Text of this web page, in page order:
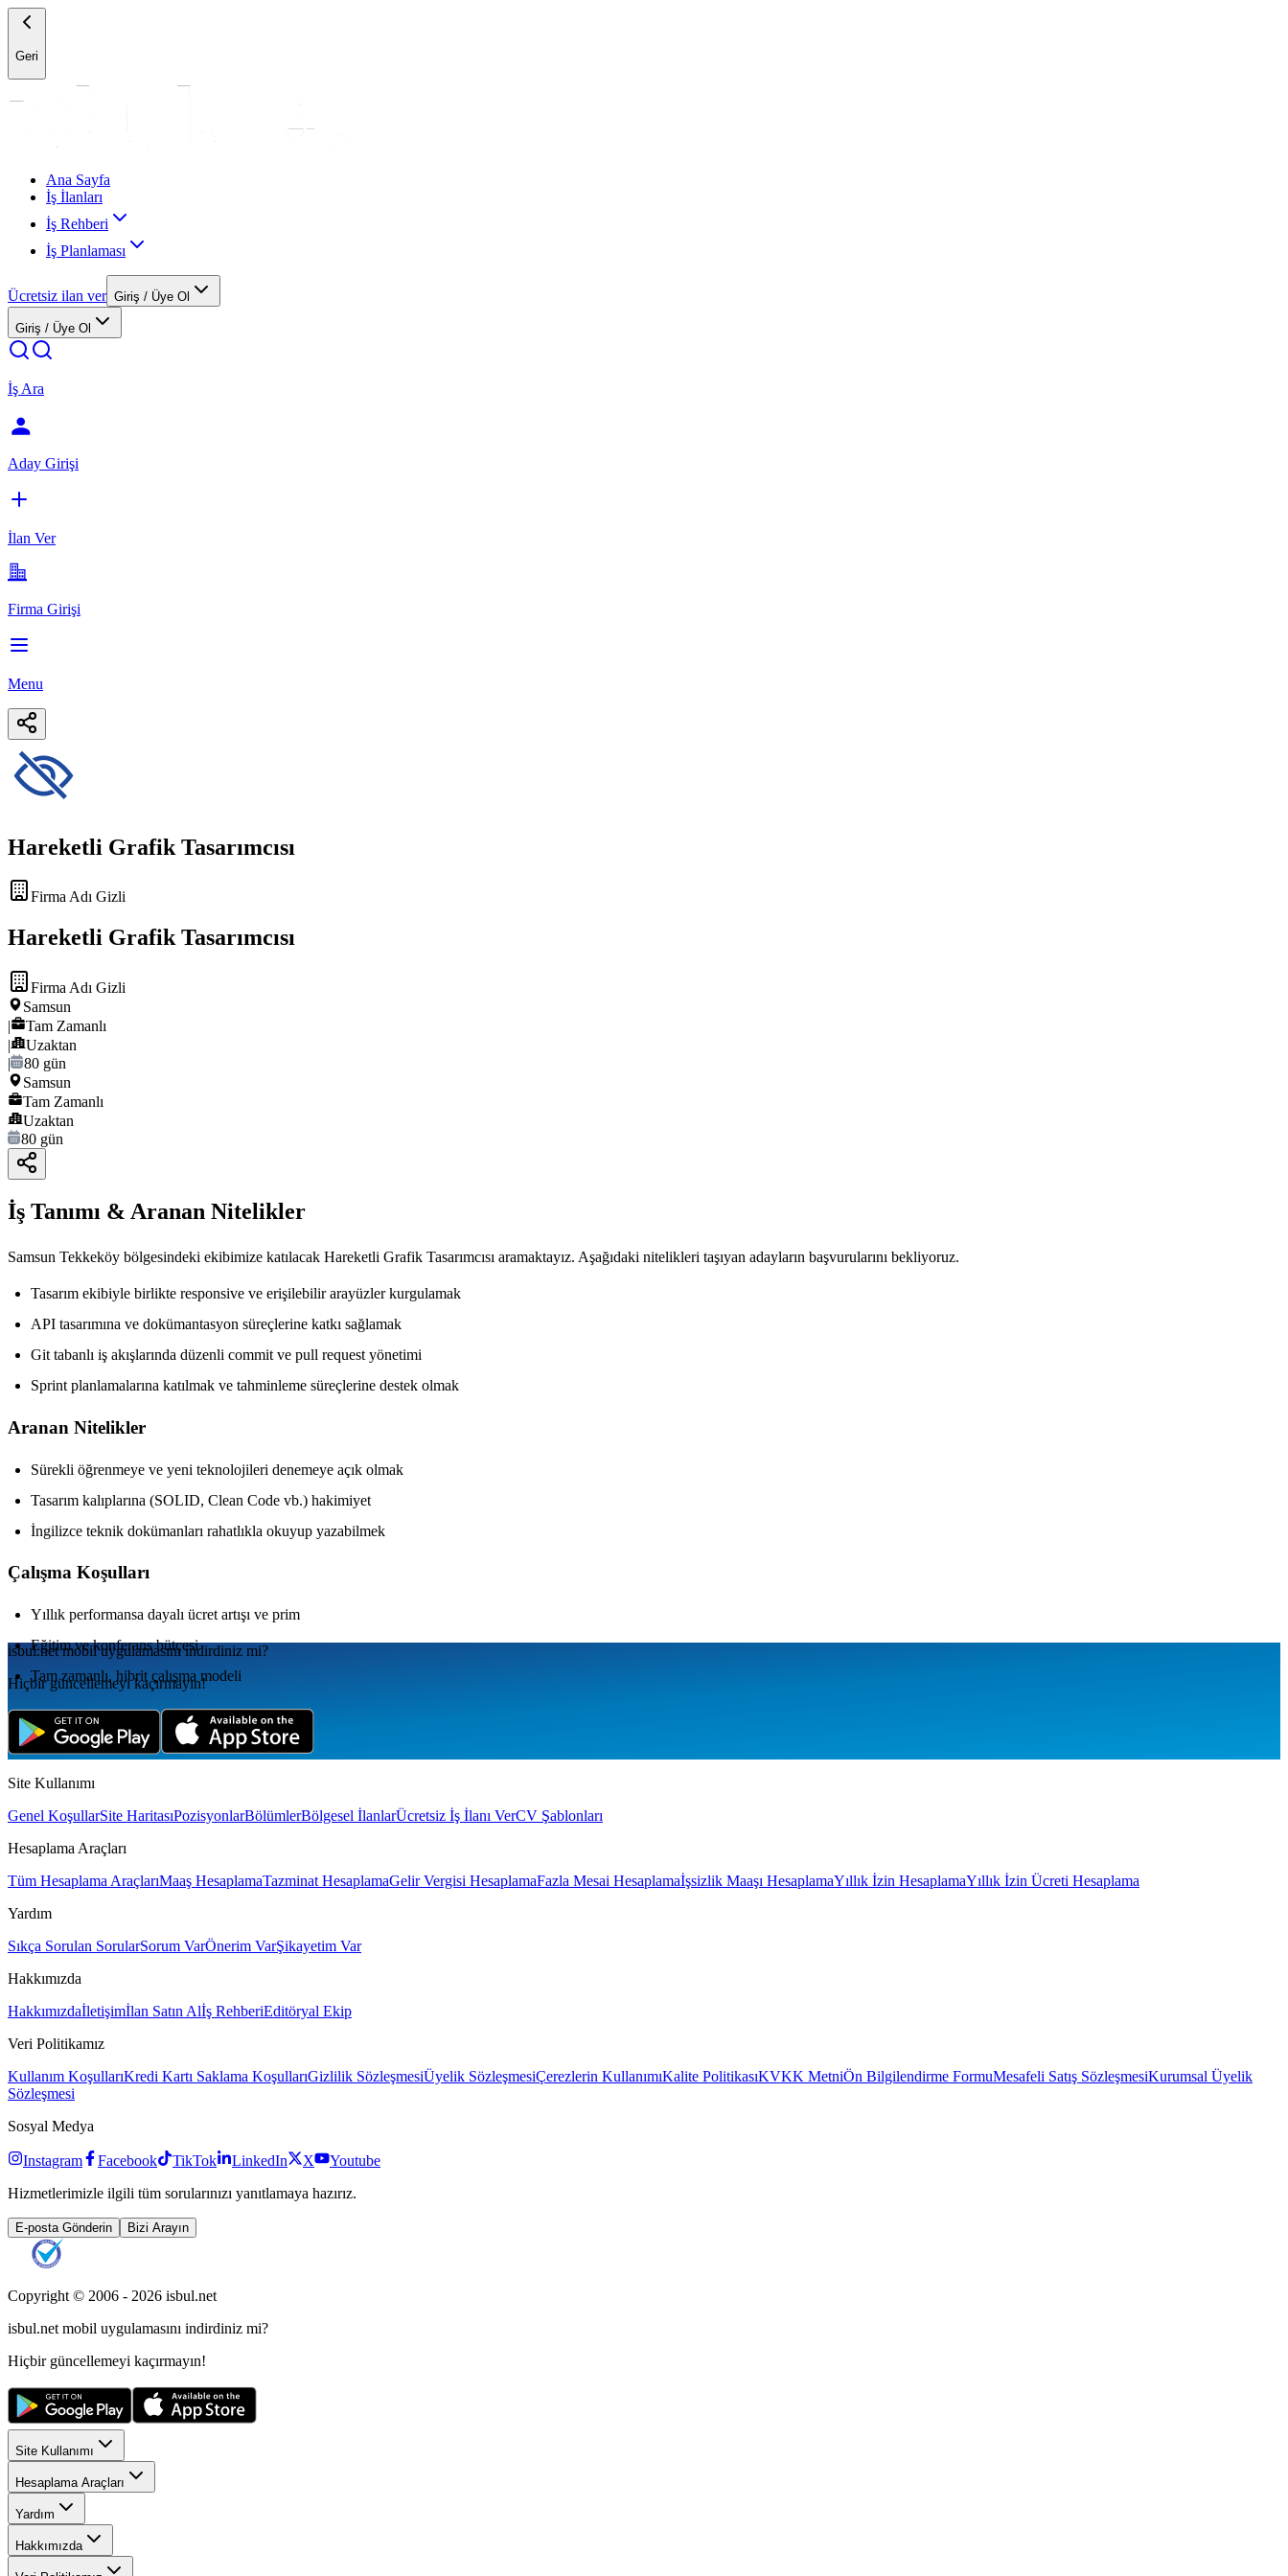
Geri
Ana Sayfa
İş İlanları
İş Rehberi
İş Planlaması
Ücretsiz ilan ver Giriş / Üye Ol
Giriş / Üye Ol
İş Ara
Aday Girişi
İlan Ver
Firma Girişi
Menu
Hareketli Grafik Tasarımcısı
Firma Adı Gizli
Hareketli Grafik Tasarımcısı
Firma Adı Gizli
Samsun
|
Tam Zamanlı
|
Uzaktan
|
80 gün
Samsun
Tam Zamanlı
Uzaktan
80 gün
İş Tanımı & Aranan Nitelikler
Samsun Tekkeköy bölgesindeki ekibimize katılacak Hareketli Grafik Tasarımcısı aramaktayız. Aşağıdaki nitelikleri taşıyan adayların başvurularını bekliyoruz.
Tasarım ekibiyle birlikte responsive ve erişilebilir arayüzler kurgulamak
API tasarımına ve dokümantasyon süreçlerine katkı sağlamak
Git tabanlı iş akışlarında düzenli commit ve pull request yönetimi
Sprint planlamalarına katılmak ve tahminleme süreçlerine destek olmak
Aranan Nitelikler
Sürekli öğrenmeye ve yeni teknolojileri denemeye açık olmak
Tasarım kalıplarına (SOLID, Clean Code vb.) hakimiyet
İngilizce teknik dokümanları rahatlıkla okuyup yazabilmek
Çalışma Koşulları
Yıllık performansa dayalı ücret artışı ve prim
Eğitim ve konferans bütçesi
Tam zamanlı, hibrit çalışma modeli
isbul.netmobil uygulamаsını indirdiniz mi?
Hiçbir güncellemeyi kaçırmayın!
Site Kullanımı
Genel KoşullarSite HaritasıPozisyonlarBölümlerBölgesel İlanlarÜcretsiz İş İlanı VerCV Şablonları
Hesaplama Araçları
Tüm Hesaplama AraçlarıMaaş HesaplamaTazminat HesaplamaGelir Vergisi HesaplamaFazla Mesai Hesaplamaİşsizlik Maaşı HesaplamaYıllık İzin HesaplamaYıllık İzin Ücreti Hesaplama
Yardım
Sıkça Sorulan SorularSorum VarÖnerim VarŞikayetim Var
Hakkımızda
Hakkımızdaİletişimİlan Satın Alİş RehberiEditöryal Ekip
Veri Politikamız
Kullanım KoşullarıKredi Kartı Saklama KoşullarıGizlilik SözleşmesiÜyelik SözleşmesiÇerezlerin KullanımıKalite PolitikasıKVKK MetniÖn Bilgilendirme FormuMesafeli Satış SözleşmesiKurumsal Üyelik
Sözleşmesi
Sosyal Medya
Instagram Facebook TikTok LinkedIn X
Youtube
Hizmetlerimizle ilgili tüm sorularınızı yanıtlamaya hazırız.
E-posta Gönderin Bizi Arayın
Copyright © 2006 - 2026 isbul.net
isbul.net mobil uygulamasını indirdiniz mi?
Hiçbir güncellemeyi kaçırmayın!
Site Kullanımı
Hesaplama Araçları
Yardım
Hakkımızda